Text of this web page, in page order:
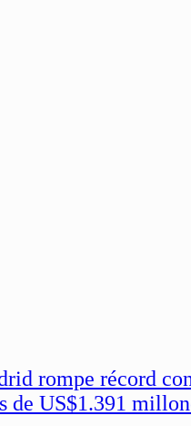
rompe récord
de US$1.391